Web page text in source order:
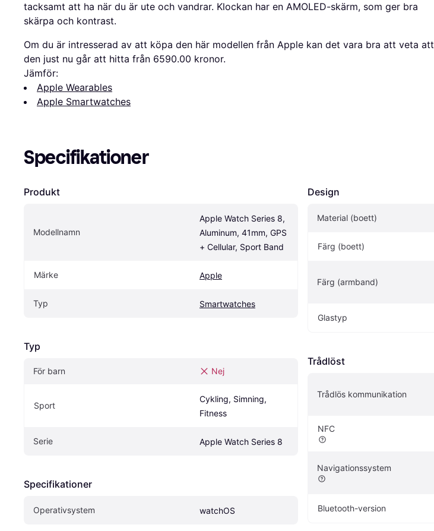
tacksamt att ha när du är ute och vandrar. Klockan har en AMOLED-skärm, som ger bra
skärpa och kontrast.
Om du är intresserad av att köpa den här modellen från Apple kan det vara bra att veta att
den just nu går att hitta från 6590.00 kronor.
Jämför:
Apple Wearables
Apple Smartwatches
Specifikationer
Produkt
Modellnamn
Apple Watch Series 8,
Aluminum, 41mm, GPS
+ Cellular, Sport Band
Märke Apple
Typ Smartwatches
Typ
För barn Nej
Sport
Cykling, Simning,
Fitness
Serie Apple Watch Series 8
Specifikationer
Operativsystem watchOS
Design
Material (boett)
Färg (boett)
Färg (armband)
Glastyp
Trådlöst
Trådlös kommunikation
NFC
Navigationssystem
Bluetooth-version